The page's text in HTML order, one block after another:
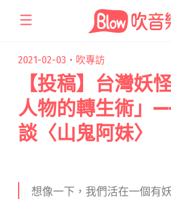
2021-02-03・ 吹專訪
【投稿】台灣妖
人物的轉生術」
談〈山鬼阿妹〉
想像一下，我們活在一個有